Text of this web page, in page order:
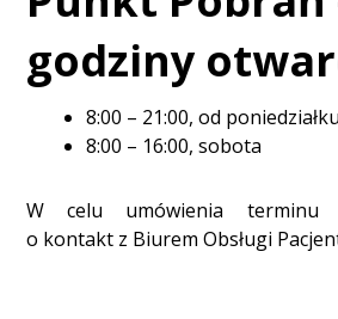
godziny
8:00 – 21:00, od
8:00 – 16:00, sobota
W celu umówienia terminu
o kontakt z Biurem Obsługi